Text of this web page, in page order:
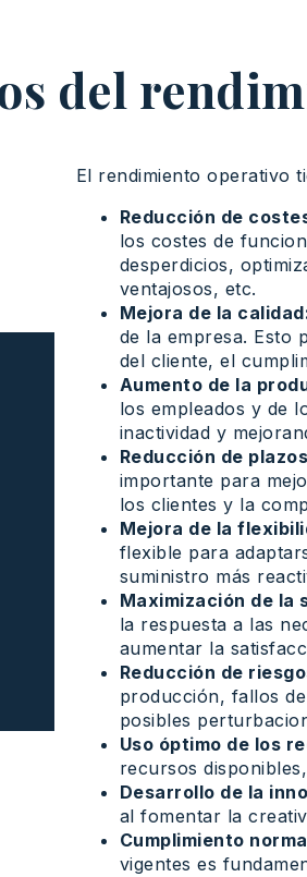
del
El rendimiento operativo
Reducción de
los costes de
desperdicios,
ventajosos, etc.
Mejora de la
de la empresa. Esto
del cliente, el
Aumento de la
los empleados y de
inactividad y
Reducción de
importante para
los clientes y la
Mejora de la
flexible para
suministro más
Maximización de la
la respuesta a las
aumentar la
Reducción de
producción, fallos
posibles
Uso óptimo de los
recursos
Desarrollo de la
al fomentar la
Cumplimiento
vigentes es